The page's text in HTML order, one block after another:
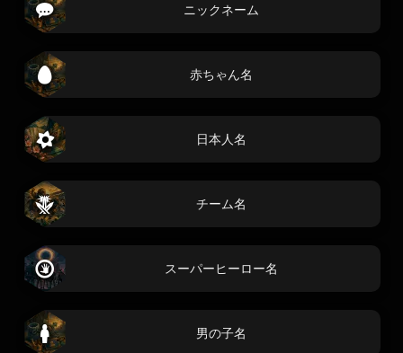
ニックネーム
赤ちゃん名
日本人名
チーム名
スーパーヒーロー名
男の子名